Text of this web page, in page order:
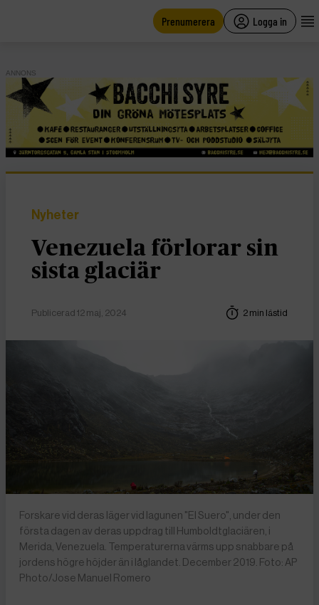
Prenumerera Logga in
ANNONS
Nyheter
Venezuela förlorar sin
sista glaciär
Publicerad 12 maj, 2024 2 min lästid
Forskare vid deras läger vid lagunen "El Suero", under den
första dagen av deras uppdrag till Humboldtglaciären, i
Merida, Venezuela. Temperaturerna värms upp snabbare på
jordens högre höjder än i låglandet. December 2019. Foto: AP
Photo/Jose Manuel Romero